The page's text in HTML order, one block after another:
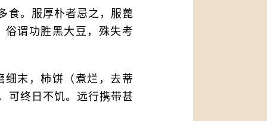
食。服厚朴者忌之，服蓖
谓功胜黑大豆，殊失考
末，柿饼（煮烂，去蒂
可终日不饥。远行携带甚